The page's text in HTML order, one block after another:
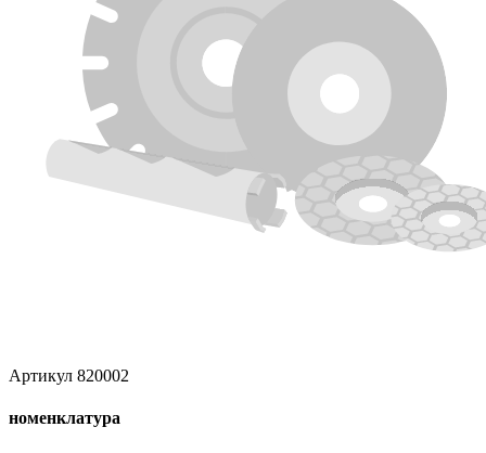
Артикул 820002
номенклатура